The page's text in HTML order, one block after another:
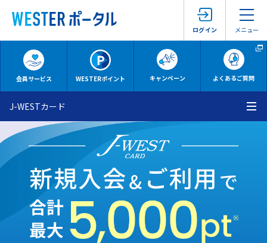
ログイン メニュー
会員サービス WESTERポイント キャンペーン よくあるご質問
J-WESTカード メ